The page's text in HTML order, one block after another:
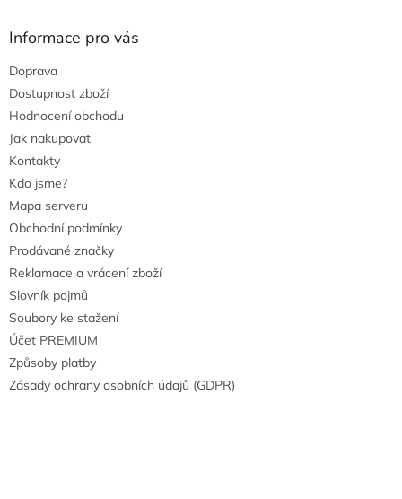
Informace pro vás
Doprava
Dostupnost zboží
Hodnocení obchodu
Jak nakupovat
Kontakty
Kdo jsme?
Mapa serveru
Obchodní podmínky
Prodávané značky
Reklamace a vrácení zboží
Slovník pojmů
Soubory ke stažení
Účet PREMIUM
Způsoby platby
Zásady ochrany osobních údajů (GDPR)